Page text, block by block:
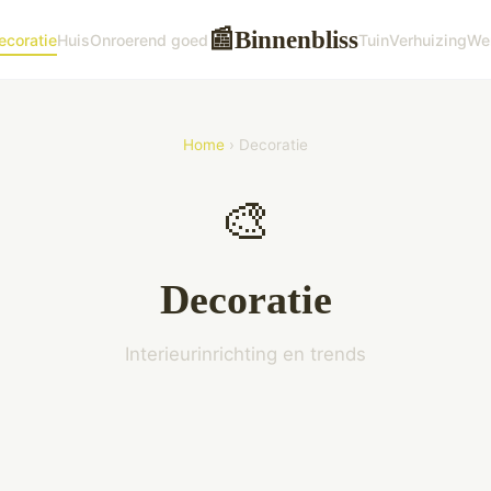
HuisOnroerend goed 📰BinnenblissTuinVerhuizing
Home › Decoratie
🎨
Decoratie
Interieurinrichting en trends